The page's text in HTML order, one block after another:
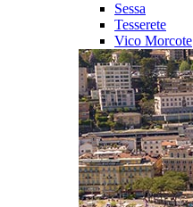
Sessa
Tesserete
Vico Morcote